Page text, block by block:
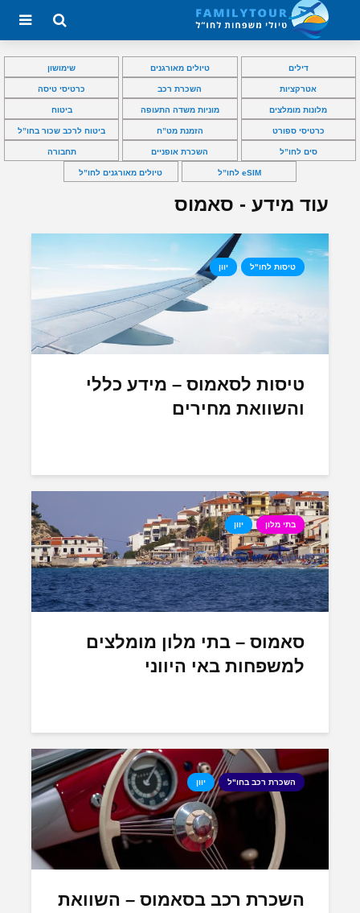
דילים טיולים מאורגנים שימושון
אטרקציות השכרת רכב כרטיסי טיסה
מלונות מומלצים מוניות משדה התעופה ביטוח
כרטיסי ספורט הזמנת מט”ח ביטוח לרכב שכור בחו”ל
סים לחו”ל השכרת אופניים תחבורה
eSIM לחו”ל טיולים מאורגנים לחו”ל
עוד מידע - סאמוס
טיסות לחו"ל יוון
טיסות לסאמוס – מידע כללי
והשוואת מחירים
בתי מלון יוון
סאמוס – בתי מלון מומלצים
למשפחות באי היווני
השכרת רכב בחו"ל יוון
השכרת רכב בסאמוס – השוואת